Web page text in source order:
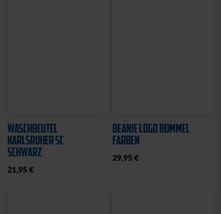
WASCHBEUTEL
KARLSRUHER SC
SCHWARZ
21,95 €
BEANIE LOGO BOMMEL
FARBEN
29,95 €